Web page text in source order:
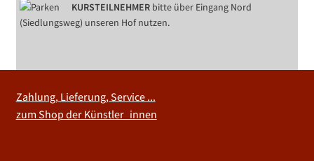
KURSTEILNEHMERbitte über Eingang Nord
(Siedlungsweg) unseren Hof nutzen.
Zahlung, Lieferung, Service ...
zum Shop der Künstler_innen